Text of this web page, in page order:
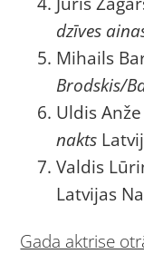
dzīves
Mihails
Brodskis/
Uldis
nakts
Valdis
Latvijas
Gada aktrise